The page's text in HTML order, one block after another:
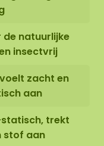
tegen het
van een
kleur MAT
de natuurlijke
insectvrij
zacht en
aan
trekt
stof aan